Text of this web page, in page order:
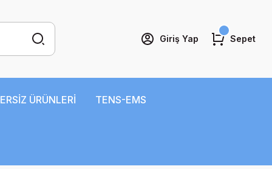
Giriş Yap Sepet
ÜRÜNLERİ TENS-EMS